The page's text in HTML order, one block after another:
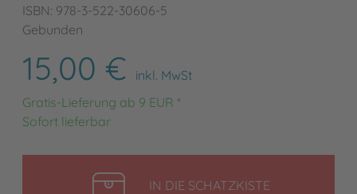
ISBN: 978-3-522-30606-5
Gebunden
15,00 €
inkl. MwSt
Gratis-Lieferung ab 9 EUR *
Sofort lieferbar
IN DIE SCHATZKISTELEGEN